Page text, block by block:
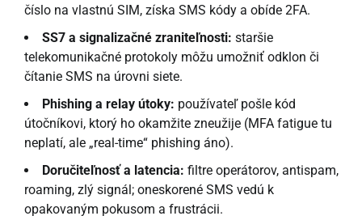
číslo na vlastnú SIM, získa SMS kódy a obíde 2FA.
SS7 a signalizačné zraniteľnosti: staršie
telekomunikačné protokoly môžu umožniť odklon či
čítanie SMS na úrovni siete.
Phishing a relay útoky: používateľ pošle kód
útočníkovi, ktorý ho okamžite zneužije (MFA fatigue tu
neplatí, ale „real-time“ phishing áno).
Doručiteľnosť a latencia: filtre operátorov, antispam,
roaming, zlý signál; oneskorené SMS vedú k
opakovaným pokusom a frustrácii.